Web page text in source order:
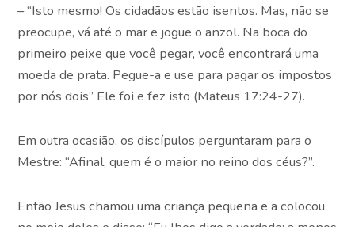
– “Isto mesmo! Os cidadãos estão isentos. Mas, não se
preocupe, vá até o mar e jogue o anzol. Na boca do
primeiro peixe que você pegar, você encontrará uma
moeda de prata. Pegue-a e use para pagar os impostos
por nós dois” Ele foi e fez isto (Mateus 17:24-27).
Em outra ocasião, os discípulos perguntaram para o
Mestre: “Afinal, quem é o maior no reino dos céus?”.
Então Jesus chamou uma criança pequena e a colocou